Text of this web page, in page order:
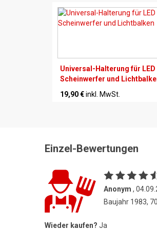
Universal-Halterung für LED
Scheinwerfer und
19,90 €inkl. MwSt.
Einzel-Bewertungen
Anonym ,
Baujahr 1983,
Wieder kaufen? Ja